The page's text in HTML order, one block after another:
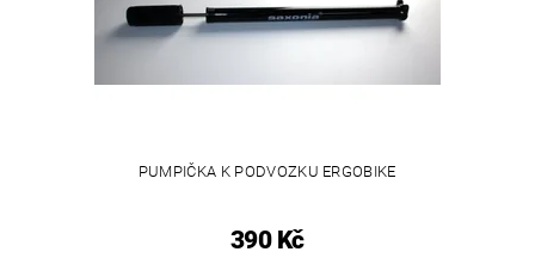
PUMPIČKA K PODVOZKU ERGOBIKE
390 Kč